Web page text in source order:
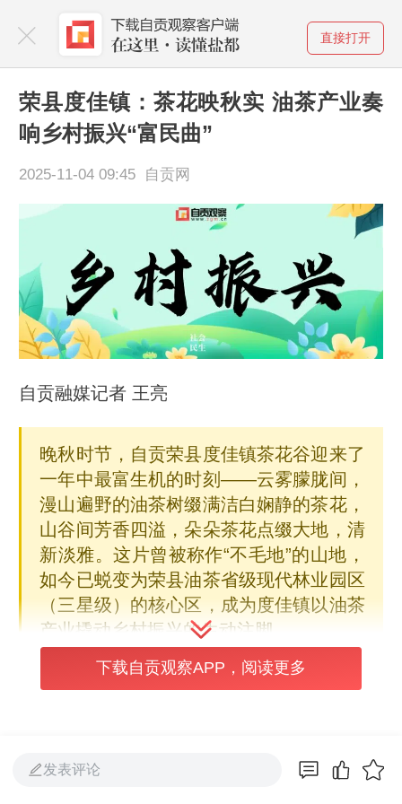
直接打开
荣县度佳镇：茶花映秋实 油茶产业奏
响乡村振兴“富民曲”
2025-11-04 09:45 自贡网
自贡融媒记者 王亮
晚秋时节，自贡荣县度佳镇茶花谷迎来了
一年中最富生机的时刻——云雾朦胧间，
漫山遍野的油茶树缀满洁白娴静的茶花，
山谷间芳香四溢，朵朵茶花点缀大地，清
新淡雅。这片曾被称作“不毛地”的山地，
如今已蜕变为荣县油茶省级现代林业园区
（三星级）的核心区，成为度佳镇以油茶
产业撬动乡村振兴的生动注脚。
下载自贡观察APP，阅读更多
发表评论